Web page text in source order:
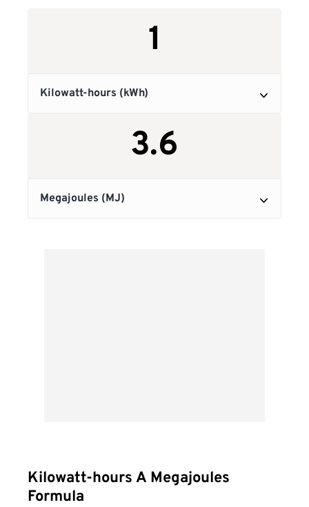
Kilowatt-hours A Megajoules
Formula